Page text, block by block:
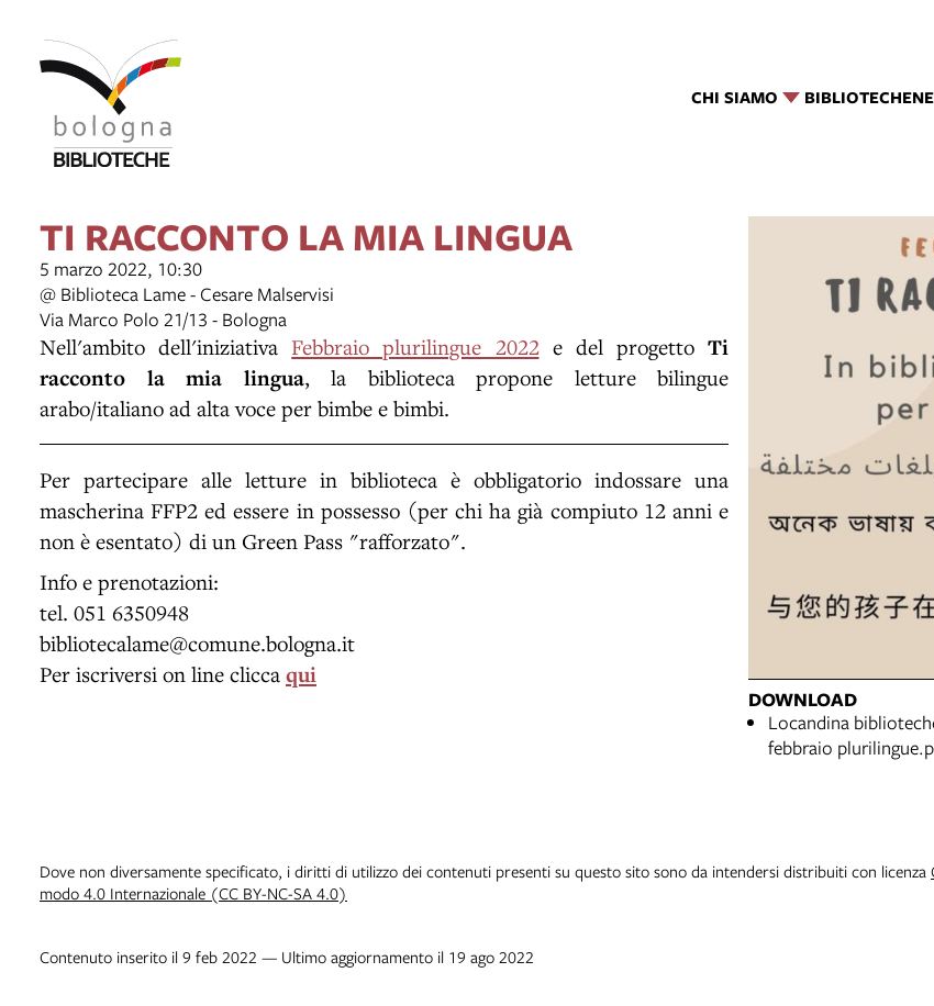
CHI SIAMO BIBLIOTECHE
TI RACCONTO LA MIA LINGUA
5 marzo 2022, 10:30
@ Biblioteca Lame - Cesare Malservisi
Via Marco Polo 21/13 - Bologna
Nell'ambito dell'iniziativa Febbraio plurilingue 2022e del progetto Ti
racconto la mia lingua,
la biblioteca propone letture bilingue
arabo/italiano ad alta voce per bimbe e bimbi.
Per partecipare alle letture in biblioteca è obbligatorio indossare una
mascherina FFP2 ed essere in possesso (per chi ha già compiuto 12 anni e
non è esentato) di un Green Pass "rafforzato".
Info e prenotazioni:
tel. 051 6350948
bibliotecalame@comune.bologna.it
Per iscriversi on line clicca qui
DOWNLOAD
Locandina
febbraio
Dove non diversamente specificato, i diritti di utilizzo dei contenuti presenti su questo sito sono da intendersi distribuiti con licenza
modo 4.0 Internazionale (CC BY-NC-SA 4.0)
Contenuto inserito il 9 feb 2022 — Ultimo aggiornamento il 19 ago 2022